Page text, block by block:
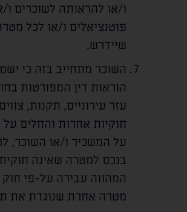
ו/או להראותה לשוכרים ו/
פוטנציאלים ו/או לכל
שיידרש.
השוכר מתחייב בזה כי
הוראות דין המפורטות
עזר עירוניים, תקנות,
חוקיות אחרות והחלים
על המשכיר ו/או השוכר,
בנכס למטרה שאינה
המהווה עבירה על-פי חוק
מטרה אחרת שנוגדת את